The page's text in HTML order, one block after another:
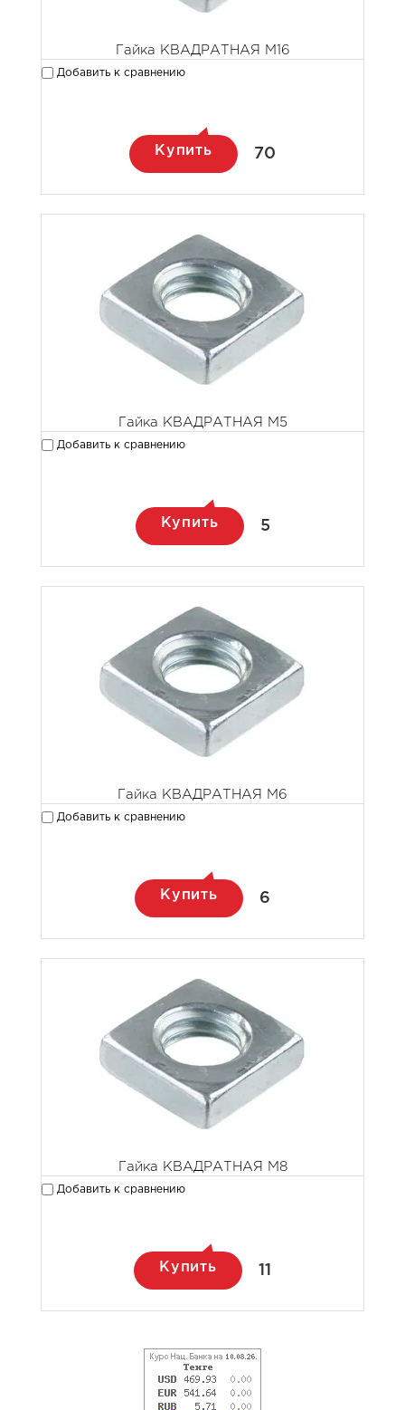
Гайка КВАДРАТНАЯ М16
Добавить к сравнению
Купить 70
Гайка КВАДРАТНАЯ М5
Добавить к сравнению
Купить 5
Гайка КВАДРАТНАЯ М6
Добавить к сравнению
Купить 6
Гайка КВАДРАТНАЯ М8
Добавить к сравнению
Купить 11